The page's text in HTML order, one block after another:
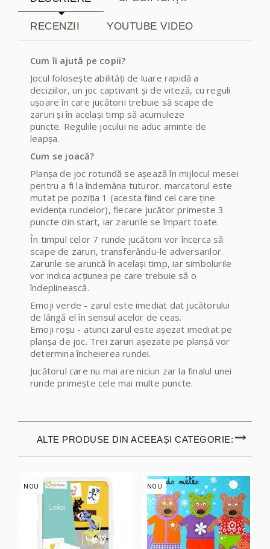
RECENZII YOUTUBE VIDEO
Cum îi ajută pe copii?
Jocul folosește abilități de luare rapidă a
deciziilor, un joc captivant și de viteză, cu reguli
ușoare în care jucătorii trebuie să scape de
zaruri și în același timp să acumuleze
puncte. Regulile jocului ne aduc aminte de
leapșa.
Cum se joacă?
Planșa de joc rotundă se așează în mijlocul mesei
pentru a fi la îndemâna tuturor, marcatorul este
mutat pe poziția 1 (acesta fiind cel care ține
evidența rundelor), fiecare jucător primește 3
puncte din start, iar zarurile se împart toate.
În timpul celor 7 runde jucătorii vor încerca să
scape de zaruri, transferându-le adversarilor.
Zarurile se aruncă în același timp, iar simbolurile
vor indica acțiunea pe care trebuie să o
îndeplinească.
Emoji verde - zarul este imediat dat jucătorului
de lângă el în sensul acelor de ceas.
Emoji roșu - atunci zarul este așezat imediat pe
planșa de joc. Trei zaruri așezate pe planșă vor
determina încheierea rundei.
Jucătorul care nu mai are niciun zar la finalul unei
runde primește cele mai multe puncte.
ALTE PRODUSE DIN ACEEAȘI CATEGORIE:
NOU NOU